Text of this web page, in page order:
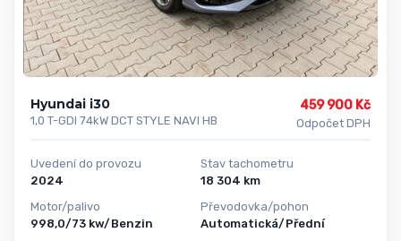
Hyundai i30
1,0 T-GDI 74kW DCT STYLE NAVI HB
459 900 Kč
Odpočet DPH
Uvedení do provozu
2024
Motor/palivo
998,0/73 kw/Benzin
Stav tachometru
18 304 km
Převodovka/pohon
Automatická/Přední